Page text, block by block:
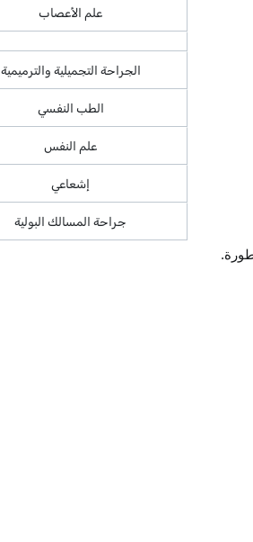
علم الأعصاب
الجراحة التجميلية والترميمية
الطب النفسي
علم النفس
إشعاعي
جراحة المسالك البولية